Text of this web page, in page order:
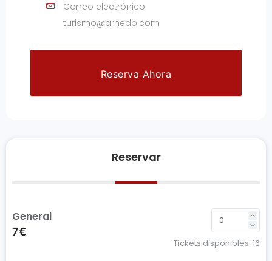
Correo electrónico
turismo@arnedo.com
Reserva Ahora
Reservar
General
7€
Tickets disponibles: 16